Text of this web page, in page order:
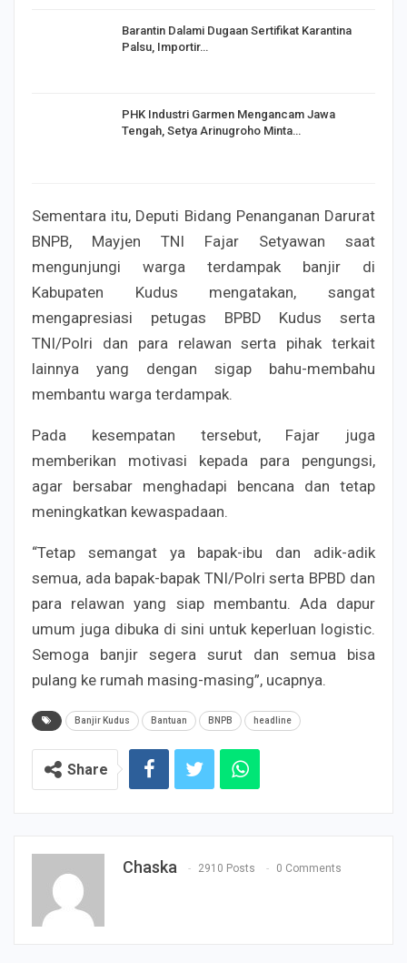
Barantin Dalami Dugaan Sertifikat Karantina
Palsu, Importir…
PHK Industri Garmen Mengancam Jawa
Tengah, Setya Arinugroho Minta…
Sementara itu, Deputi Bidang Penanganan Darurat
BNPB, Mayjen TNI Fajar Setyawan saat
mengunjungi warga terdampak banjir di
Kabupaten Kudus mengatakan, sangat
mengapresiasi petugas BPBD Kudus serta
TNI/Polri dan para relawan serta pihak terkait
lainnya yang dengan sigap bahu-membahu
membantu warga terdampak.
Pada kesempatan tersebut, Fajar juga
memberikan motivasi kepada para pengungsi,
agar bersabar menghadapi bencana dan tetap
meningkatkan kewaspadaan.
“Tetap semangat ya bapak-ibu dan adik-adik
semua, ada bapak-bapak TNI/Polri serta BPBD dan
para relawan yang siap membantu. Ada dapur
umum juga dibuka di sini untuk keperluan logistic.
Semoga banjir segera surut dan semua bisa
pulang ke rumah masing-masing”, ucapnya.
Banjir Kudus Bantuan BNPB headline
Share
Chaska 2910 Posts 0 Comments